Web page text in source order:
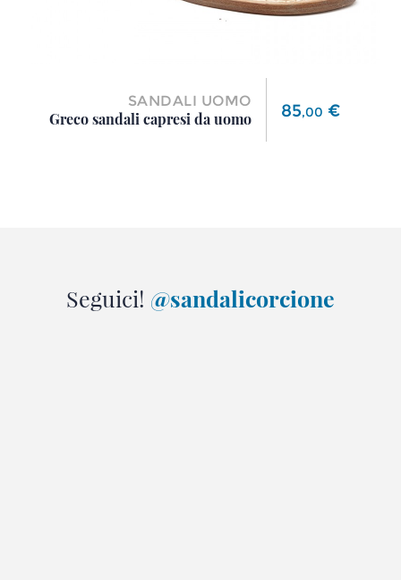
SANDALI UOMO
Greco sandali capresi da uomo
Prezzo
85,00 €
Seguici! @sandalicorcione